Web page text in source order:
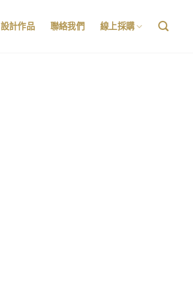
設計作品 聯絡我們 線上採購